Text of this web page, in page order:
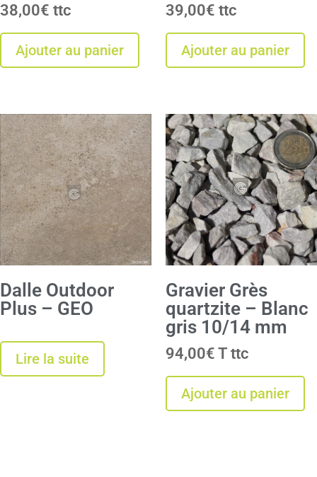
38,00€
Ajouter au panier
39,00€
Ajouter au panier
Dalle Outdoor
Plus – GEO
Lire la suite
Gravier Grès
quartzite – Blanc
gris 10/14 mm
94,00€T
Ajouter au panier